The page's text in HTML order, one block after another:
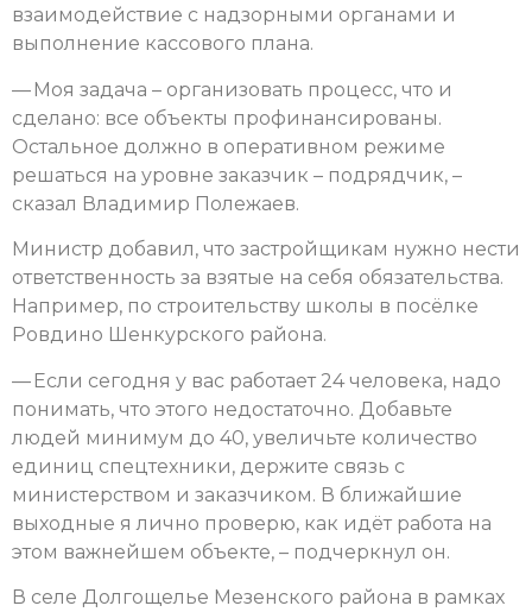
взаимодействие с надзорными органами и
выполнение кассового плана.
— Моя задача – организовать процесс, что и
сделано: все объекты профинансированы.
Остальное должно в оперативном режиме
решаться на уровне заказчик – подрядчик, –
сказал Владимир Полежаев.
Министр добавил, что застройщикам нужно нести
ответственность за взятые на себя обязательства.
Например, по строительству школы в посёлке
Ровдино Шенкурского района.
— Если сегодня у вас работает 24 человека, надо
понимать, что этого недостаточно. Добавьте
людей минимум до 40, увеличьте количество
единиц спецтехники, держите связь с
министерством и заказчиком. В ближайшие
выходные я лично проверю, как идёт работа на
этом важнейшем объекте, – подчеркнул он.
В селе Долгощелье Мезенского района в рамках